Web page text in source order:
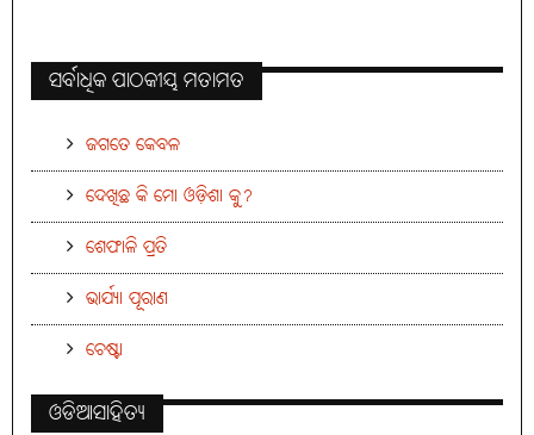
ସର୍ବାଧିକ ପାଠକୀୟ ମତାମତ
ଜଗତେ କେବଳ
ଦେଖିଛ କି ମୋ ଓଡ଼ିଶା କୁ?
ଶେଫାଳି ପ୍ରତି
ଭାର୍ଯ୍ୟା ପୂରାଣ
ଚେଷ୍ଟା
ଓଡିଆସାହିତ୍ୟ